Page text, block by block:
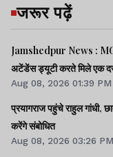
जरूर पढ़ें
Jamshedpur News :
अटेंडेंस ड्यूटी करते मिले एक
Aug 08, 2026 01:39 PM
प्रयागराज पहुंचे राहुल गांधी,
करेंगे संबोधित
Aug 08, 2026 03:26 PM